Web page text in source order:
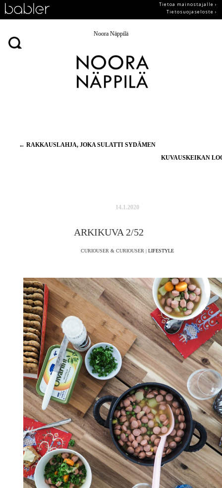
Tietoa mainostajalle ›
Tietosuojaseloste ›
Noora Näppilä
Artikkelien
← RAKKAUSLAHJA, JOKA SULATTI SYDÄMEN
KUVAUSKEIKAN
14.1.2020
ARKIKUVA 2/52
CURIOUSER & CURIOUSER | LIFESTYLE